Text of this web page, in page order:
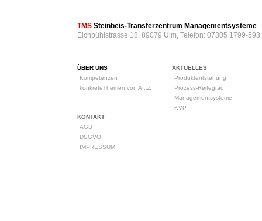
TMS Steinbeis-Transferzentrum Managementsysteme
Eichbühlstrasse 18, 89079 Ulm, Telefon: 07305 1799-
ÜBER UNS
Kompetenzen
konkreteThemen von A...Z
AKTUELLES
Produktentstehung
Prozess-Reifegrad
Managementsysteme
KVP
KONTAKT
AGB
DSGVO
IMPRESSUM